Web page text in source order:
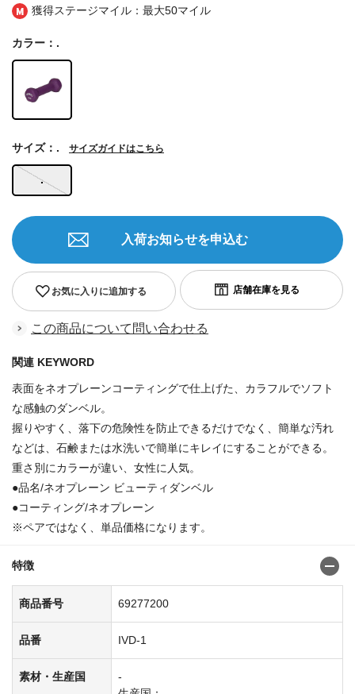
獲得ステージマイル：最大50マイル
カラー：.
.
サイズ：. サイズガイドはこちら
お気に入りに追加する
入荷お知らせを申込む
この商品について問い合わせる
関連 KEYWORD
表面をネオプレーンコーティングで仕上げた、カラフルでソフト
な感触のダンベル。
握りやすく、落下の危険性を防止できるだけでなく、簡単な汚れ
などは、石鹸または水洗いで簡単にキレイにすることができる。
重さ別にカラーが違い、女性に人気。
●品名/ネオプレーン ビューティダンベル
●コーティング/ネオプレーン
※ペアではなく、単品価格になります。
特徴
商品番号 69277200
品番 IVD-1
素材・生産国
-